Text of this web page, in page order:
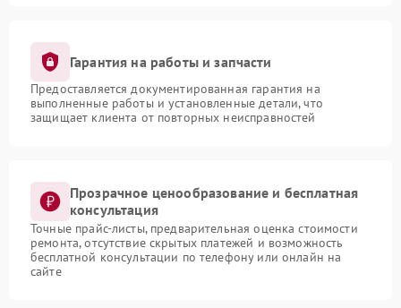
Гарантия на работы и запчасти
Предоставляется документированная гарантия на
выполненные работы и установленные детали, что
защищает клиента от повторных неисправностей
Прозрачное ценообразование и бесплатная
консультация
Точные прайс-листы, предварительная оценка стоимости
ремонта, отсутствие скрытых платежей и возможность
бесплатной консультации по телефону или онлайн на
сайте